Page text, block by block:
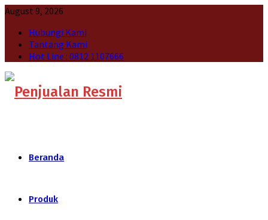
August 9, 2026
Hubungi Kami
Tantang Kami
Hot Line : 0812 1107666
Beranda
Produk